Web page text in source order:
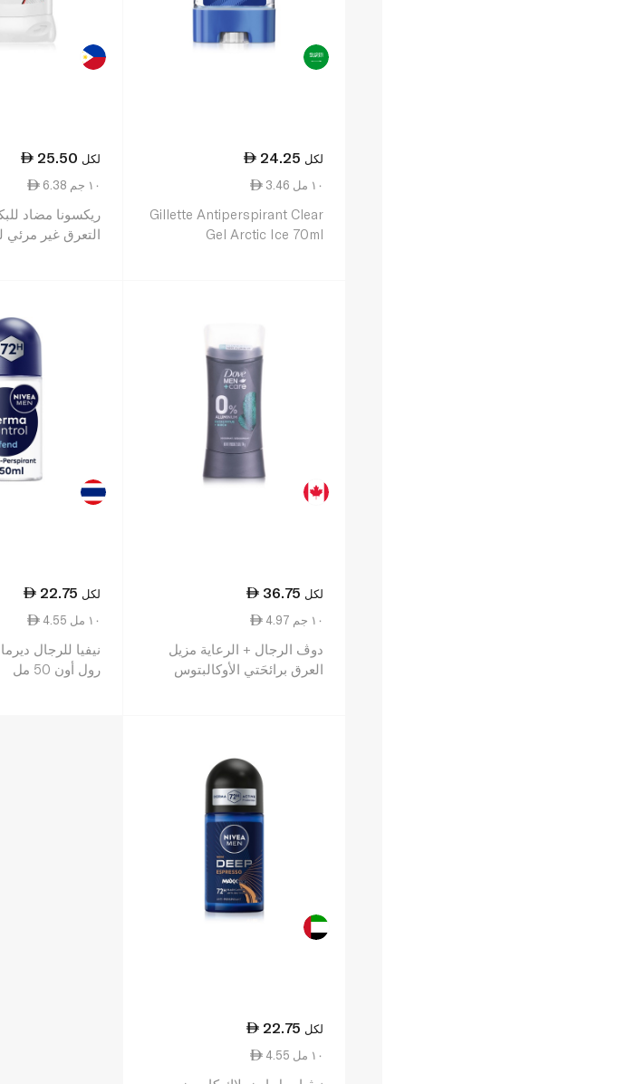
24.25 لكل
3.46 ١٠ مل
Gillette Antiperspirant Clear
Gel Arctic Ice 70ml
25.50 لكل
6.38 ١٠ جم
ريكسونا مضاد
36.75 لكل
4.97 ١٠ جم
دوڤ الرجال + الرعاية مزيل
العرق برائحَتي الأوكالبتوس
22.75 لكل
4.55 ١٠ مل
نيفيا للرجال
رول أون 50 مل
22.75 لكل
4.55 ١٠ مل